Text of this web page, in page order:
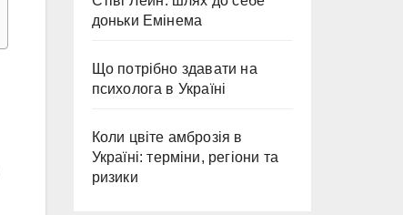
доньки Емінема
Що потрібно здавати на
психолога в Україні
Коли цвіте амброзія в
Україні: терміни, регіони та
ризики